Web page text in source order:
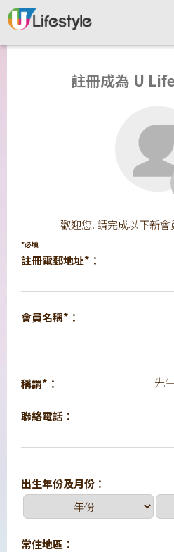
註冊成為 U
歡迎您! 請完成以下新會
*必填
註冊電郵地址*：
會員名稱*：
稱謂*： 先生
聯絡電話：
出生年份及月份：
常住地區：